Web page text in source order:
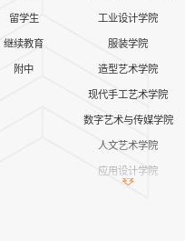
留学生
继续教育
附中
工业设计学院
服装学院
造型艺术学院
现代手工艺术学院
数字艺术与传媒学院
人文艺术学院
应用设计学院